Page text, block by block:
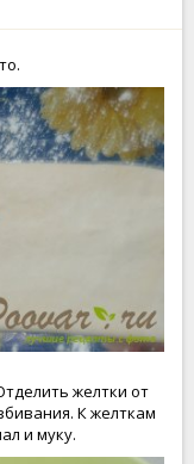
желтки от
К желткам
и муку.